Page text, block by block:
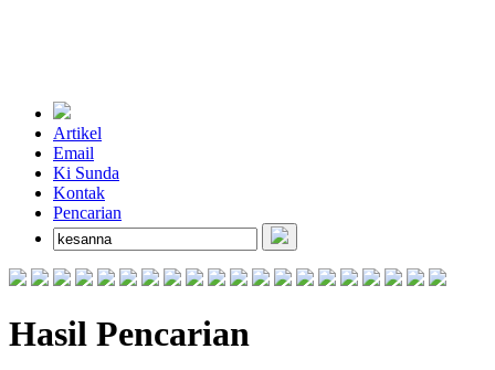
Artikel
Email
Ki Sunda
Kontak
Pencarian
Hasil Pencarian